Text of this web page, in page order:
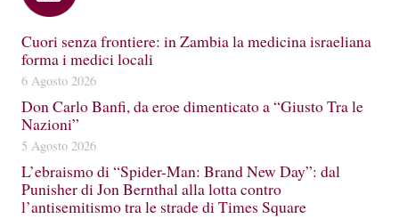
Cuori senza frontiere: in Zambia la medicina israeliana
forma i medici locali
6 Agosto 2026
Don Carlo Banfi, da eroe dimenticato a “Giusto Tra le
Nazioni”
5 Agosto 2026
L’ebraismo di “Spider-Man: Brand New Day”: dal
Punisher di Jon Bernthal alla lotta contro
l’antisemitismo tra le strade di Times Square